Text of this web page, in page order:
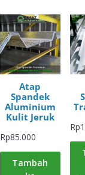
Atap
Spandek
Aluminium
Kulit Jeruk
Rp85.000
Tambah
Rp